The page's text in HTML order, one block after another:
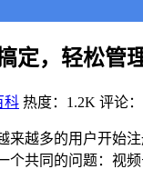
定，轻松管
科 热度：1.2K 评论：
来越多的用户开始
个共同的问题：视